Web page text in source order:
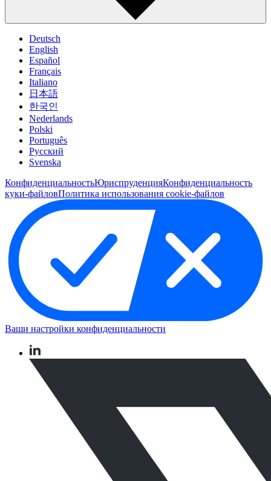
Deutsch
English
Español
Français
Italiano
日本語
한국인
Nederlands
Polski
Português
Pусский
Svenska
КонфиденциальностьЮриспруденцияКонфиденциальность
куки-файловПолитика использования cookie-файлов
Ваши настройки конфиденциальности